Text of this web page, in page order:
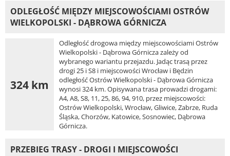
ODLEGŁOŚĆ MIĘDZY MIEJSCOWOŚCIAMI OSTRÓW
WIELKOPOLSKI - DĄBROWA GÓRNICZA
324 km
Odległość drogowa między miejscowościami Ostrów
Wielkopolski - Dąbrowa Górnicza zależy od
wybranego wariantu przejazdu. Jadąc trasą przez
drogi 25 i S8 i miejscowości Wrocław i Będzin
odległość Ostrów Wielkopolski - Dąbrowa Górnicza
wynosi 324 km. Opisywana trasa prowadzi drogami:
A4, A8, S8, 11, 25, 86, 94, 910, przez miejscowości:
Ostrów Wielkopolski, Wrocław, Gliwice, Zabrze, Ruda
Śląska, Chorzów, Katowice, Sosnowiec, Dąbrowa
Górnicza.
PRZEBIEG TRASY - DROGI I MIEJSCOWOŚCI